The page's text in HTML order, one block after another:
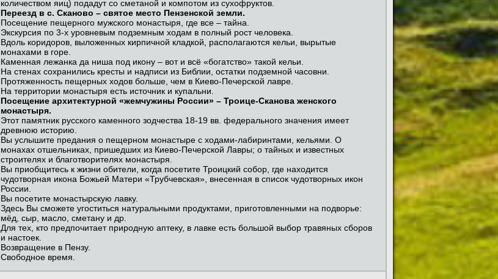
количеством яиц) подадут со сметаной и компотом из сухофруктов.
Переезд в с. Сканово – святое место Пензенской земли.
Посещение пещерного мужского монастыря, где все – тайна.
Экскурсия по 3-х уровневым подземным ходам в полный рост человека.
Вдоль коридоров, выложенных кирпичной кладкой, располагаются кельи, вырытые
монахами в горе.
Каменная лежанка да ниша под икону – вот и всё «богатство» такой кельи.
На стенах сохранились кресты и надписи из Библии, остатки подземной часовни.
Протяженность пещерных ходов больше, чем в Киево-Печерской лавре.
На территории монастыря есть источник и купальни.
Посещение архитектурной «жемчужины России» – Троице-Сканова женского
монастыря.
Этот памятник русского каменного зодчества 18-19 вв. федерального значения имеет
древнюю историю.
Вы услышите предания о пещерном монастыре с ходами-лабиринтами, кельями. О
монахах отшельниках, пришедших из Киево-Печерской Лавры; о тайных и известных
строителях и благотворителях монастыря.
Вы приобщитесь к жизни обители, когда посетите Троицкий собор, где находится
чудотворная икона Божьей Матери «Трубчевская», внесенная в список чудотворных икон
России.
Вы посетите монастырскую лавку.
Здесь Вы сможете угоститься натуральными продуктами, приготовленными на подворье:
мёд, сыр, масло, сметану и др.
Для тех, кто предпочитает природную аптеку, в лавке есть большой выбор травяных сборов
и настоек.
Возвращение в Пензу.
Свободное время.